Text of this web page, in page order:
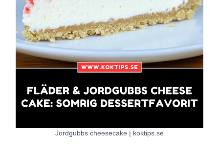
Jordgubbs cheesecake | koktips.se